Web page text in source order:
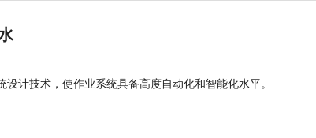
计技术，使作业系统具备高度自动化和智能化水平。